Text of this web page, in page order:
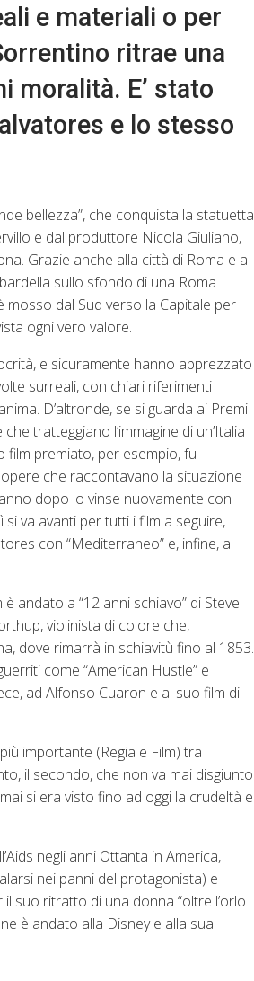
e materiali o per
ritrae una
moralità. E’ stato
e lo stesso
bellezza”, che conquista la statuetta
e dal produttore Nicola Giuliano,
Grazie anche alla città di Roma e a
sullo sfondo di una Roma
dal Sud verso la Capitale per
ogni vero valore.
e sicuramente hanno apprezzato
surreali, con chiari riferimenti
D’altronde, se si guarda ai Premi
tratteggiano l’immagine di un’Italia
film premiato, per esempio, fu
opere che raccontavano la situazione
dopo lo vinse nuovamente con
si va avanti per tutti i film a seguire,
con “Mediterraneo” e, infine, a
andato a “12 anni schiavo” di Steve
violinista di colore che,
dove rimarrà in schiavitù fino al 1853.
come “American Hustle” e
ad Alfonso Cuaron e al suo film di
importante (Regia e Film) tra
il secondo, che non va mai disgiunto
si era visto fino ad oggi la crudeltà e
negli anni Ottanta in America,
nei panni del protagonista) e
suo ritratto di una donna “oltre l’orlo
è andato alla Disney e alla sua